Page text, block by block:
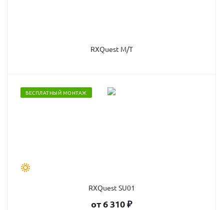
RXQuest M/T
БЕСПЛАТНЫЙ МОНТАЖ
RXQuest SU01
от6 310₽